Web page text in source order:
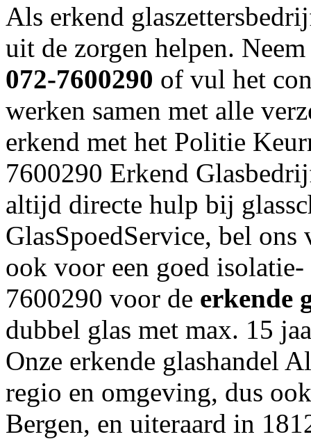
Als erkend
uit de zorgen helpen.
072-7600290 of vul het
werken samen met alle
erkend met het Politie
7600290 Erkend
altijd directe hulp bij
GlasSpoedService, bel
ook voor een goed
7600290 voor de erkende
dubbel glas met max. 15
Onze erkende glashandel
regio en omgeving, dus
Bergen, en uiteraard in